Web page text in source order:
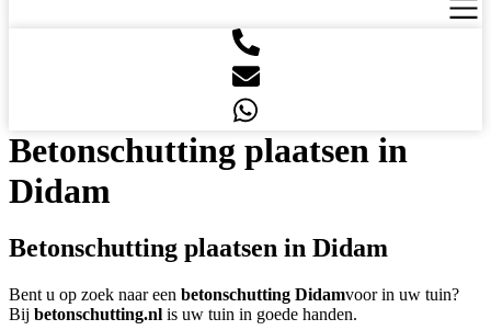
Betonschutting plaatsen in
Didam
Betonschutting plaatsen in Didam
Bent u op zoek naar een betonschutting Didamvoor in uw tuin?
Bij betonschutting.nl is uw tuin in goede handen.